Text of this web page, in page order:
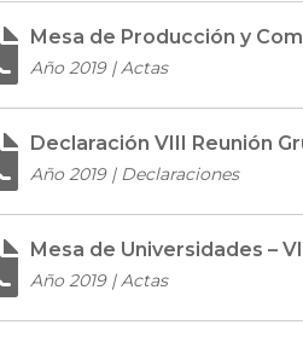
Mesa de Producción y
Año 2019 | Actas
Declaración VIII Reunión
Año 2019 | Declaraciones
Mesa de Universidades –
Año 2019 | Actas